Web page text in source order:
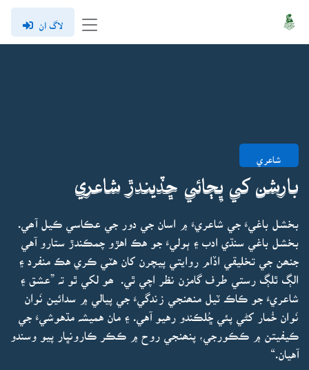
لاگ ان
شاعري
بارشن کي ڀِڄائي ڇڏيندڙ شاعري
بخشل باغيءَ جي شاعريءَ ۾ اسان جي دور جي عڪاسي ڪيل آھي.
بخشل باغي سنڌي ادب ۽ ٻوليءَ جو هڪ اهڙو چمڪندڙ ستارو آهي
جنھن جي تخليقي اڏام روايتي پيچرن کان هٽي ڪري هڪ منفرد ۽
الڳ ٿلڳ رستي طرف گامزن نظر اچي ٿي. ھو لکي ٿو تہ ”عشق ۽
شاعريءَ جو ڪاڪ ٽيل منھنجي زندگيءَ جي پيالي ۾ سدائين نَوان
نَوان خُمار کڻي پئي ڇُلڪندو رهيو آهي. ۽ مان هميشہ مڌهوشيءَ جي
ڪيفيتن ۾ ڪڪورجي، پنھنجي روح ۾ ڪڪر ڪارونڀار پيو وسندو
آهيان.“